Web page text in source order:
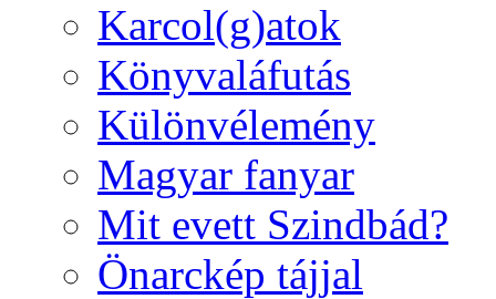
Karcol(g)atok
Könyvaláfutás
Különvélemény
Magyar fanyar
Mit evett Szindbád?
Önarckép tájjal